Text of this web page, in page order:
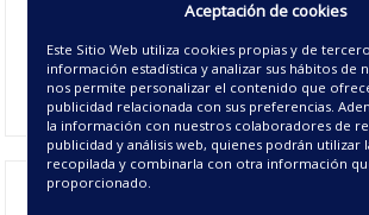
00 - UNICO
Agotado
Aceptación de cookies
Este Sitio Web utiliza cookies propias y de
información estadística y analizar sus hábitos de
nos permite personalizar el contenido que
publicidad relacionada con sus preferencias.
la información con nuestros colaboradores de
publicidad y análisis web, quienes podrán utilizar
recopilada y combinarla con otra información
proporcionado.